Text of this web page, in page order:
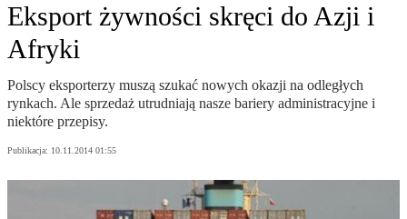
Eksport żywności skręci do Azji i
Afryki
Polscy eksporterzy muszą szukać nowych okazji na odległych
rynkach. Ale sprzedaż utrudniają nasze bariery administracyjne i
niektóre przepisy.
Publikacja: 10.11.2014 01:55